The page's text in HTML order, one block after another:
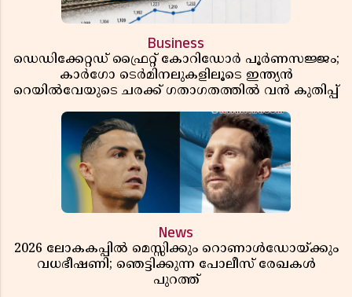
Business
ഡെഡിക്കേറ്റഡ് ഫ്രൈറ്റ് കോറിഡോർ പൂർണസജ്ജം;
കാർഗോ ടെർമിനലുകളിലൂടെ ഇന്ത്യൻ
റെയിൽവേയുടെ ചരക്ക് ഗതാഗതത്തിൽ വൻ കുതിപ്പ്
News
2026 ലോകകപ്പിൽ മെസ്സിക്കും റൊണാൾഡോയ്ക്കും
വധഭീഷണി; ഞെട്ടിക്കുന്ന പോലീസ് രേഖകൾ
പുറത്ത്